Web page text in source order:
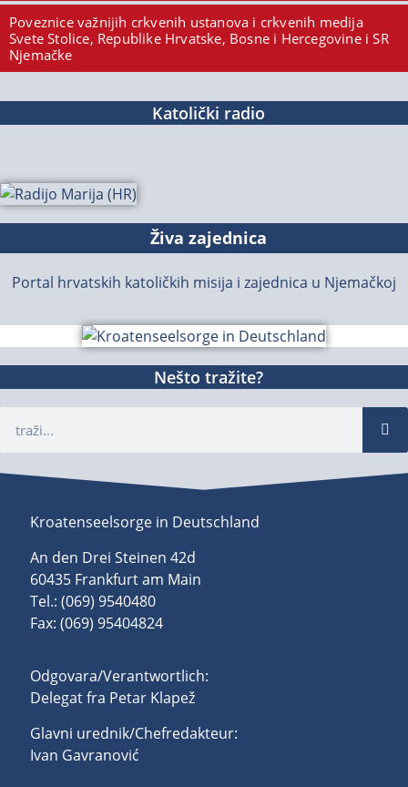
Poveznice važnijih crkvenih ustanova i crkvenih medija
Svete Stolice, Republike Hrvatske, Bosne i Hercegovine i SR
Njemačke
Katolički radio
Živa zajednica
Portal hrvatskih katoličkih misija i zajednica u Njemačkoj
Nešto tražite?
Kroatenseelsorge in Deutschland
An den Drei Steinen 42d
60435 Frankfurt am Main
Tel.: (069) 9540480
Fax: (069) 95404824
Odgovara/Verantwortlich:
Delegat fra Petar Klapež
Glavni urednik/Chefredakteur:
Ivan Gavranović